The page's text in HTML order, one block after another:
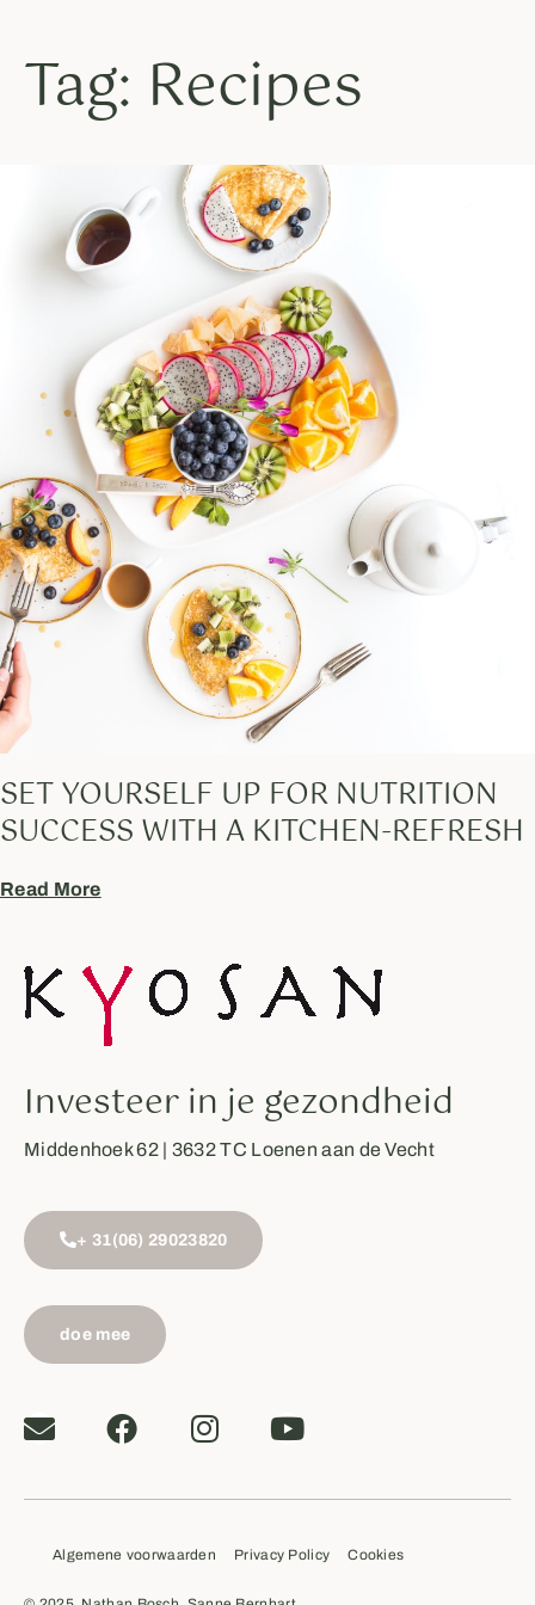
Tag: Recipes
SET YOURSELF UP FOR NUTRITION
SUCCESS WITH A KITCHEN-REFRESH
Read More
Investeer in je gezondheid
Middenhoek 62 | 3632 TC Loenen aan de Vecht
+ 31(06) 29023820
doe mee
Algemene voorwaarden Privacy Policy Cookies